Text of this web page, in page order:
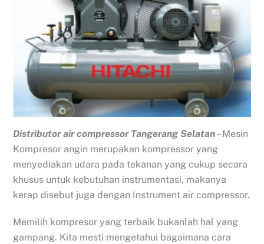
Distributor air compressor Tangerang Selatan– Mesin
Kompresor angin merupakan kompressor yang
menyediakan udara pada tekanan yang cukup secara
khusus untuk kebutuhan instrumentasi, makanya
kerap disebut juga dengan Instrument air compressor.
Memilih kompresor yang terbaik bukanlah hal yang
gampang. Kita mesti mengetahui bagaimana cara